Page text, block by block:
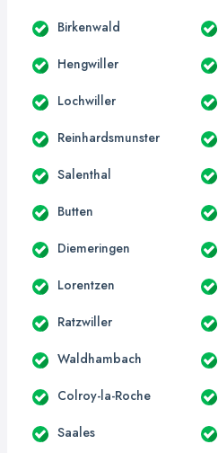
Birkenwald
Hengwiller
Lochwiller
Reinhardsmunster
Salenthal
Butten
Diemeringen
Lorentzen
Ratzwiller
Waldhambach
Colroy-la-Roche
Saales